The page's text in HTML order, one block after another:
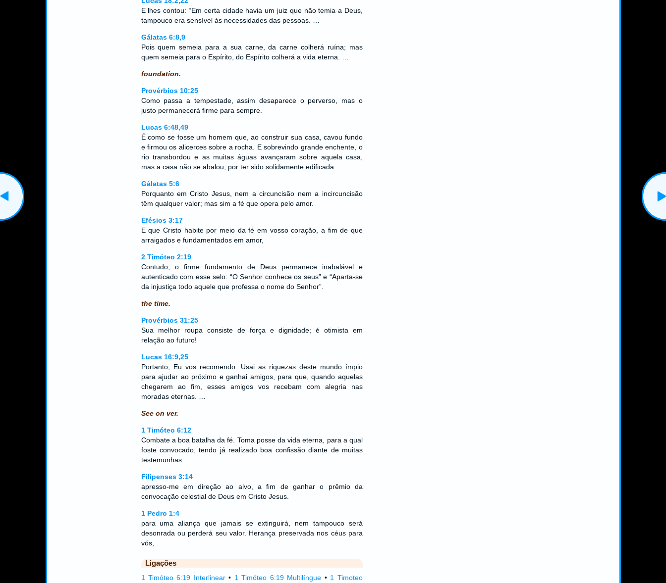
E lhes contou: “Em certa cidade havia um juiz que não temia a Deus,
tampouco era sensível às necessidades das pessoas. …
Gálatas 6:8,9
Pois quem semeia para a sua carne, da carne colherá ruína; mas
quem semeia para o Espírito, do Espírito colherá a vida eterna. …
foundation.
Provérbios 10:25
Como passa a tempestade, assim desaparece o perverso, mas o
justo permanecerá firme para sempre.
Lucas 6:48,49
É como se fosse um homem que, ao construir sua casa, cavou fundo
e firmou os alicerces sobre a rocha. E sobrevindo grande enchente, o
rio transbordou e as muitas águas avançaram sobre aquela casa,
mas a casa não se abalou, por ter sido solidamente edificada. …
Gálatas 5:6
Porquanto em Cristo Jesus, nem a circuncisão nem a incircuncisão
têm qualquer valor; mas sim a fé que opera pelo amor.
Efésios 3:17
E que Cristo habite por meio da fé em vosso coração, a fim de que
arraigados e fundamentados em amor,
2 Timóteo 2:19
Contudo, o firme fundamento de Deus permanece inabalável e
autenticado com esse selo: “O Senhor conhece os seus” e “Aparta-se
da injustiça todo aquele que professa o nome do Senhor”.
the time.
Provérbios 31:25
Sua melhor roupa consiste de força e dignidade; é otimista em
relação ao futuro!
Lucas 16:9,25
Portanto, Eu vos recomendo: Usai as riquezas deste mundo ímpio
para ajudar ao próximo e ganhai amigos, para que, quando aquelas
chegarem ao fim, esses amigos vos recebam com alegria nas
moradas eternas. …
See on ver.
1 Timóteo 6:12
Combate a boa batalha da fé. Toma posse da vida eterna, para a qual
foste convocado, tendo já realizado boa confissão diante de muitas
testemunhas.
Filipenses 3:14
apresso-me em direção ao alvo, a fim de ganhar o prêmio da
convocação celestial de Deus em Cristo Jesus.
1 Pedro 1:4
para uma aliança que jamais se extinguirá, nem tampouco será
desonrada ou perderá seu valor. Herança preservada nos céus para
vós,
Ligações
1 Timóteo 6:19 Interlinear• 1 Timóteo 6:19 Multilíngue • 1 Timoteo